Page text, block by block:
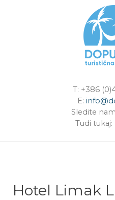
T: +386
E:
Sledite
Tudi tukaj:
Hotel Limak